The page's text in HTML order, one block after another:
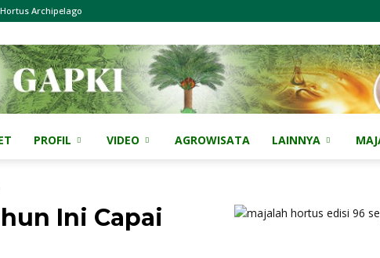
Archipelago
PROFIL VIDEO AGROWISATA LAINNYA
Ini Capai